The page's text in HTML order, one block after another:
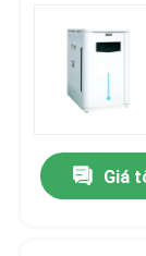
Giá